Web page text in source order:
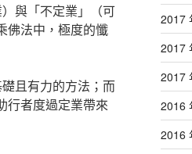
與「不定業」（可
佛法中，極度的懺
且有力的方法；而
行者度過定業帶來
2017
2017
2017
2016
2016